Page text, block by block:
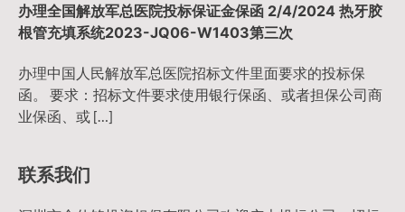
办理全国解放军总医院投标保证金保函 2/4/2024 热牙胶
根管充填系统2023-JQ06-W1403第三次
办理中国人民解放军总医院招标文件里面要求的投标保
函。 要求：招标文件要求使用银行保函、或者担保公司商
业保函、或 […]
联系我们